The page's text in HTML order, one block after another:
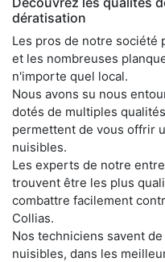
dératisation
Les pros de notre société
et les nombreuses
n'importe quel local.
Nous avons su nous
dotés de multiples
permettent de vous offrir
nuisibles.
Les experts de notre
trouvent être les plus
combattre facilement
Collias.
Nos techniciens savent
nuisibles, dans les